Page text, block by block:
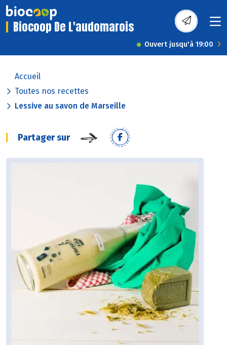
Biocoop De L'audomarois
Ouvert jusqu'à 19:00
Accueil
Toutes nos recettes
Lessive au savon de Marseille
Partager sur